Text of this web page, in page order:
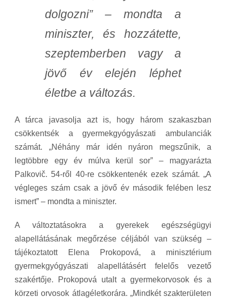
dolgozni” – mondta a
miniszter, és hozzátette,
szeptemberben vagy a
jövő év elején léphet
életbe a változás.
A tárca javasolja azt is, hogy három szakaszban
csökkentsék a gyermekgyógyászati ambulanciák
számát. „Néhány már idén nyáron megszűnik, a
legtöbbre egy év múlva kerül sor” – magyarázta
Palkovič. 54-ről 40-re csökkentenék ezek számát. „A
végleges szám csak a jövő év második felében lesz
ismert” – mondta a miniszter.
A változtatásokra a gyerekek egészségügyi
alapellátásának megőrzése céljából van szükség –
tájékoztatott Elena Prokopová, a minisztérium
gyermekgyógyászati alapellátásért felelős vezető
szakértője. Prokopová utalt a gyermekorvosok és a
körzeti orvosok átlagéletkorára. „Mindkét szakterületen